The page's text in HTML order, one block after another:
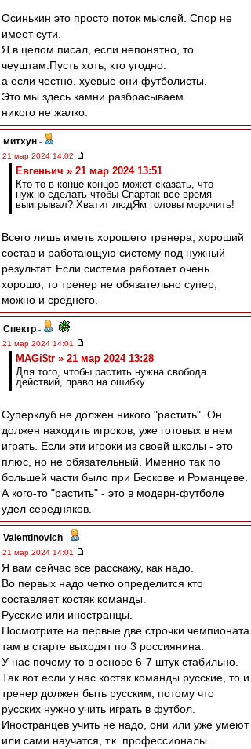
Осинькин это просто поток мыслей. Спор не
имеет сути.
Я в целом писал, если непонятно, то
чеуштам.Пусть хоть, кто угодно.
а если честно, хуевые они футболисты.
Это мы здесь камни разбрасываем.
никого не жалко.
митхун -
21 мар 2024 14:02
Евгеньич » 21 мар 2024 13:51
Кто-то в конце концов может сказать, что
нужно сделать чтобы Спартак все время
выигрывал? Хватит людЯм головы морочить!
Всего лишь иметь хорошего тренера, хороший
состав и работающую систему под нужный
результат. Если система работает очень
хорошо, то тренер не обязательно супер,
можно и среднего.
Спектр -
21 мар 2024 14:01
MAGi$tr » 21 мар 2024 13:28
Для того, чтобы растить нужна свобода
действий, право на ошибку
Суперклуб не должен никого "растить". Он
должен находить игроков, уже готовых в нем
играть. Если эти игроки из своей школы - это
плюс, но не обязательный. Именно так по
большей части было при Бескове и Романцеве.
А кого-то "растить" - это в модерн-футболе
удел середняков.
Valentinovich -
21 мар 2024 14:01
Я вам сейчас все расскажу, как надо.
Во первых надо четко определится кто
составляет костяк команды.
Русские или иностранцы.
Посмотрите на первые две строчки чемпионата
там в старте выходят по 3 россиянина.
У нас почему то в основе 6-7 штук стабильно.
Так вот если у нас костяк команды русские, то и
тренер должен быть русским, потому что
русских нужно учить играть в футбол.
Иностранцев учить не надо, они или уже умеют
или сами научатся, т.к. профессионалы.